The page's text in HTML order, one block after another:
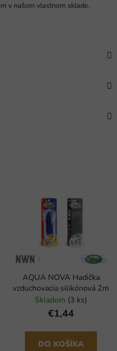
v našom vlastnom sklade.
AQUA NOVA Hadička
vzduchovacia silikónová 2m
Skladom (3 ks)
€1,44
DO KOŠÍKA